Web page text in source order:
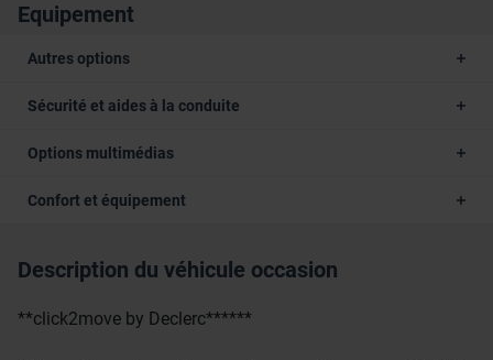
Equipement
Autres options
Sécurité et aides à la conduite
Options multimédias
Confort et équipement
Description du véhicule occasion
**click2move by Declerc******